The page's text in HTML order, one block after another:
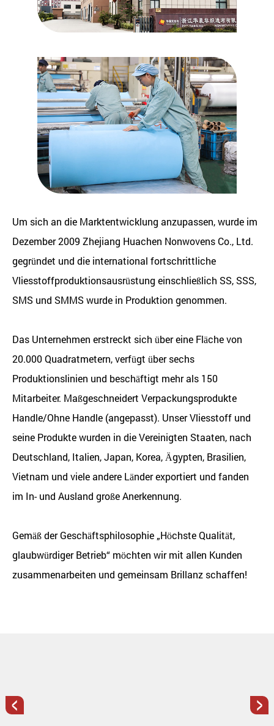
Um sich an die Marktentwicklung anzupassen, wurde im
Dezember 2009 Zhejiang Huachen Nonwovens Co., Ltd.
gegründet und die international fortschrittliche
Vliesstoffproduktionsausrüstung einschließlich SS, SSS,
SMS und SMMS wurde in Produktion genommen.
Das Unternehmen erstreckt sich über eine Fläche von
20.000 Quadratmetern, verfügt über sechs
Produktionslinien und beschäftigt mehr als 150
Mitarbeiter. Maßgeschneidert Verpackungsprodukte
Handle/Ohne Handle (angepasst). Unser Vliesstoff und
seine Produkte wurden in die Vereinigten Staaten, nach
Deutschland, Italien, Japan, Korea, Ägypten, Brasilien,
Vietnam und viele andere Länder exportiert und fanden
im In- und Ausland große Anerkennung.
Gemäß der Geschäftsphilosophie „Höchste Qualität,
glaubwürdiger Betrieb“ möchten wir mit allen Kunden
zusammenarbeiten und gemeinsam Brillanz schaffen!
< >